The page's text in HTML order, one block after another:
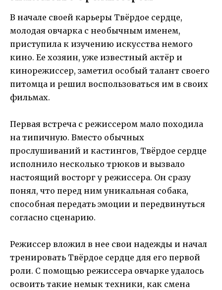
В начале своей карьеры Твёрдое сердце,
молодая овчарка с необычным именем,
приступила к изучению искусства немого
кино. Ее хозяин, уже известный актёр и
кинорежиссер, заметил особый талант своего
питомца и решил воспользоваться им в своих
фильмах.
Первая встреча с режиссером мало походила
на типичную. Вместо обычных
прослушиваний и кастингов, Твёрдое сердце
исполнило несколько трюков и вызвало
настоящий восторг у режиссера. Он сразу
понял, что перед ним уникальная собака,
способная передать эмоции и передвинуться
согласно сценарию.
Режиссер вложил в нее свои надежды и начал
тренировать Твёрдое сердце для его первой
роли. С помощью режиссера овчарке удалось
освоить такие немык техники, как смена